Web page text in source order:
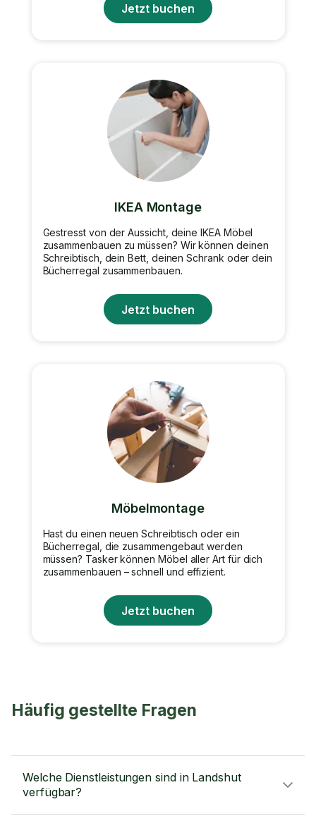
Jetzt buchen
IKEA Montage
Gestresst von der Aussicht, deine IKEA Möbel
zusammenbauen zu müssen? Wir können deinen
Schreibtisch, dein Bett, deinen Schrank oder dein
Bücherregal zusammenbauen.
Jetzt buchen
Möbelmontage
Hast du einen neuen Schreibtisch oder ein
Bücherregal, die zusammengebaut werden
müssen? Tasker können Möbel aller Art für dich
zusammenbauen – schnell und effizient.
Jetzt buchen
Häufig gestellte Fragen
Welche Dienstleistungen sind in Landshut
verfügbar?